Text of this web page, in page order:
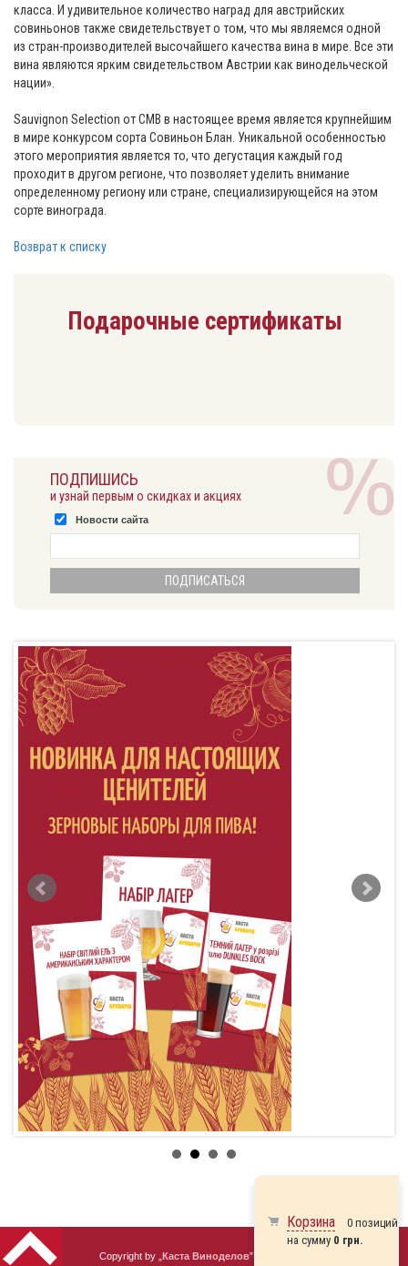
класса. И удивительное количество наград для австрийских
совиньонов также свидетельствует о том, что мы являемся одной
из стран-производителей высочайшего качества вина в мире. Все эти
вина являются ярким свидетельством Австрии как винодельческой
нации».
Sauvignon Selection от CMB в настоящее время является крупнейшим
в мире конкурсом сорта Совиньон Блан. Уникальной особенностью
этого мероприятия является то, что дегустация каждый год
проходит в другом регионе, что позволяет уделить внимание
определенному региону или стране, специализирующейся на этом
сорте винограда.
Возврат к списку
Подарочные сертификаты
ПОДПИШИСЬ
и узнай первым о скидках и акциях
Новости сайта
Copyright by „ Каста Виноделов” 2010 - 2026
Корзина
0 позиций
на сумму 0 грн.